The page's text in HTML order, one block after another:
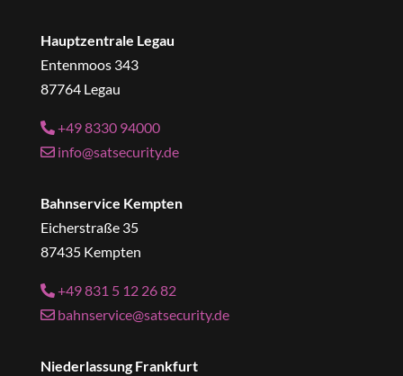
Hauptzentrale Legau
Entenmoos 343
87764 Legau
+49 8330 94000
info@satsecurity.de
Bahnservice Kempten
Eicherstraße 35
87435 Kempten
+49 831 5 12 26 82
bahnservice@satsecurity.de
Niederlassung Frankfurt